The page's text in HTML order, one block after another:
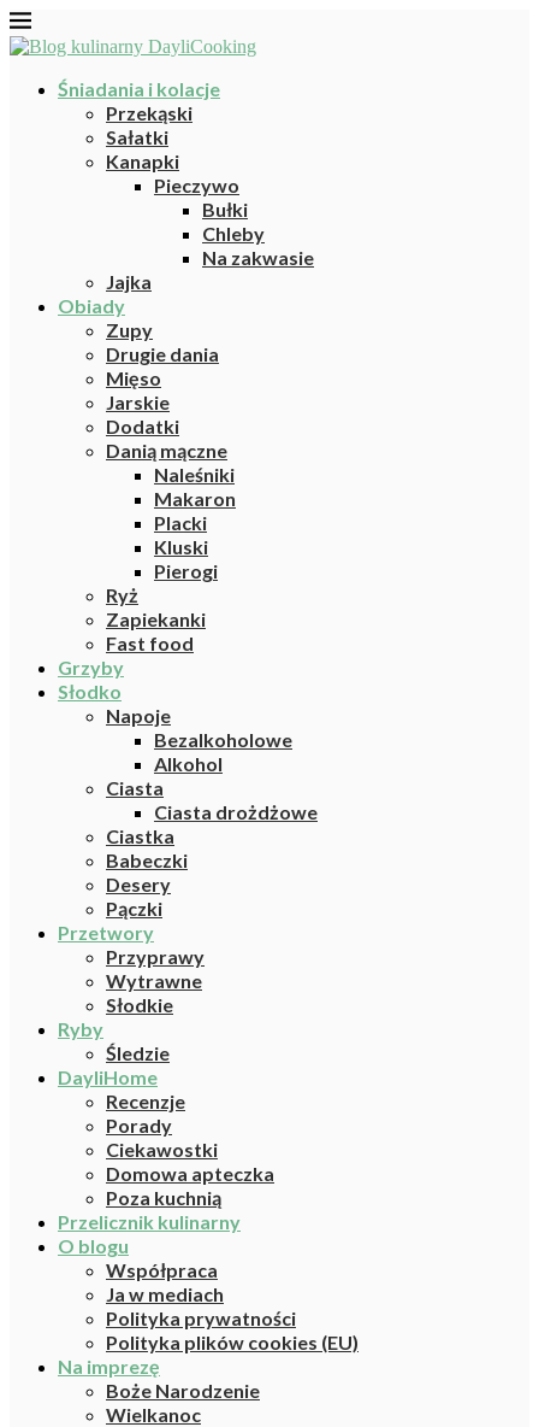
Śniadania i kolacje
Przekąski
Sałatki
Kanapki
Pieczywo
Bułki
Chleby
Na zakwasie
Jajka
Obiady
Zupy
Drugie dania
Mięso
Jarskie
Dodatki
Danią mączne
Naleśniki
Makaron
Placki
Kluski
Pierogi
Ryż
Zapiekanki
Fast food
Grzyby
Słodko
Napoje
Bezalkoholowe
Alkohol
Ciasta
Ciasta drożdżowe
Ciastka
Babeczki
Desery
Pączki
Przetwory
Przyprawy
Wytrawne
Słodkie
Ryby
Śledzie
DayliHome
Recenzje
Porady
Ciekawostki
Domowa apteczka
Poza kuchnią
Przelicznik kulinarny
O blogu
Współpraca
Ja w mediach
Polityka prywatności
Polityka plików cookies (EU)
Na imprezę
Boże Narodzenie
Wielkanoc